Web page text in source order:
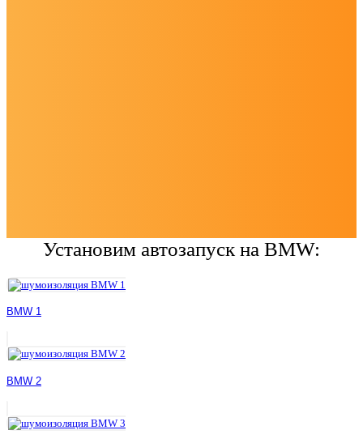
Установим автозапуск на BMW:
BMW 1
BMW 2